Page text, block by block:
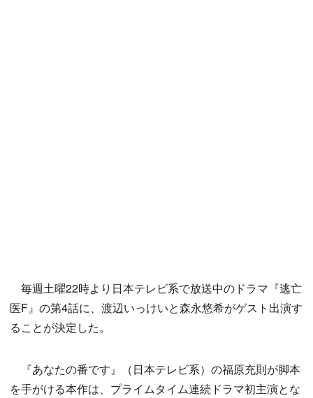
毎週土曜22時より日本テレビ系で放送中のドラマ『逃亡
医F』の第4話に、渡辺いっけいと森永悠希がゲスト出演す
ることが決定した。
『あなたの番です』（日本テレビ系）の福原充則が脚本
を手がける本作は、プライムタイム連続ドラマ初主演とな